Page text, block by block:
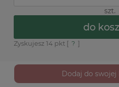
szt.
do
Zyskujesz 14 pkt [ ? ]
Dodaj do swojej